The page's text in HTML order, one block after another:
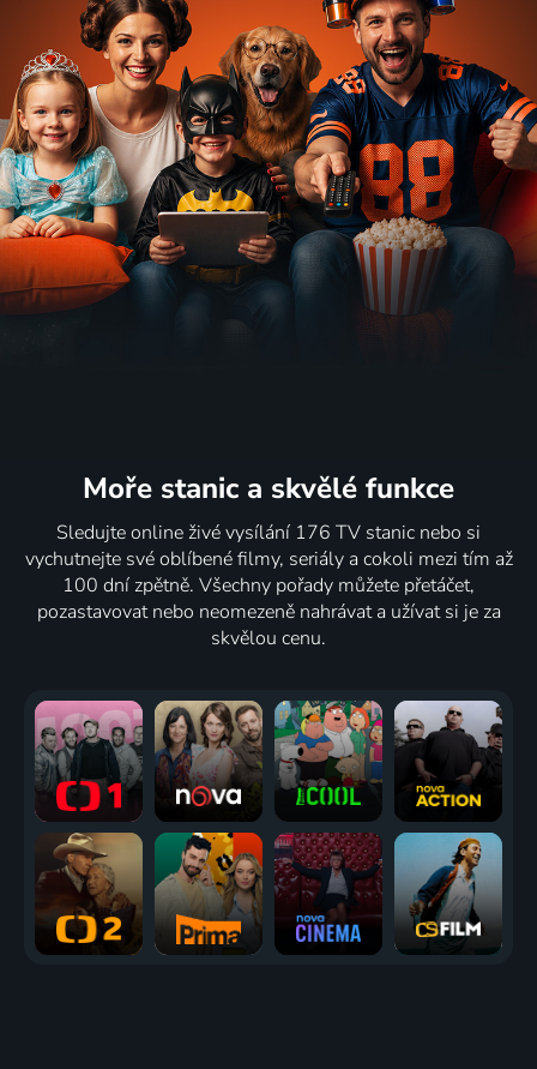
Moře stanic a skvělé funkce
Sledujte online živé vysílání 176 TV stanic nebo si
vychutnejte své oblíbené filmy, seriály a cokoli mezi tím až
100 dní zpětně. Všechny pořady můžete přetáčet,
pozastavovat nebo neomezeně nahrávat a užívat si je za
skvělou cenu.